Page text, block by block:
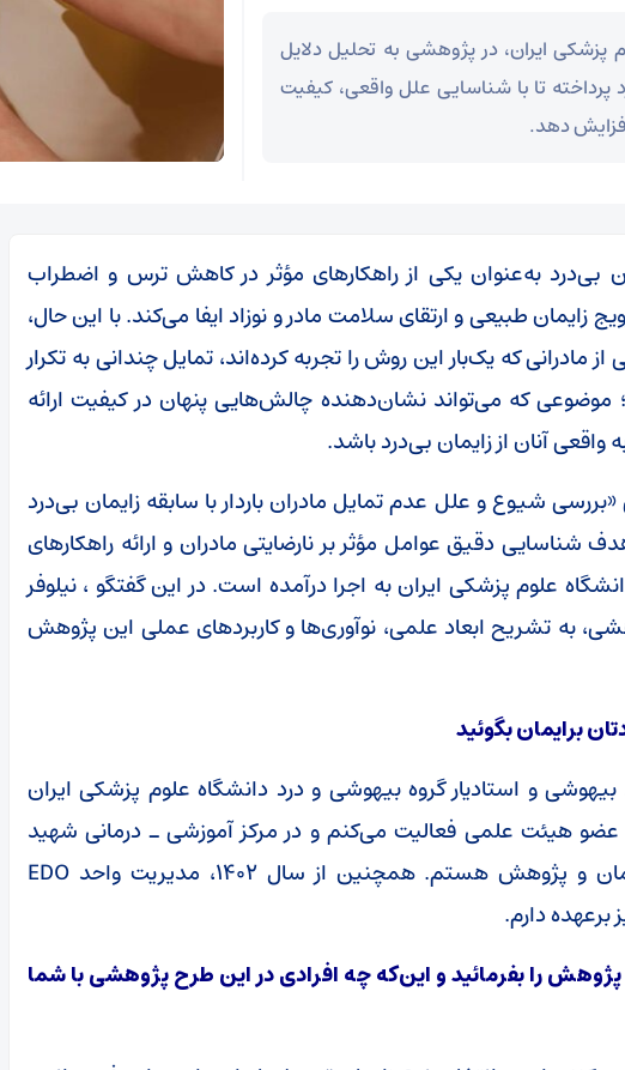
ایران، در پژوهشی به تحلیل دلایل
پرداخته تا با شناسایی علل واقعی، کیفیت
دهد.
بی‌درد به‌عنوان یکی از راهکارهای مؤثر در کاهش ترس و اضطراب
زایمان طبیعی و ارتقای سلامت مادر و نوزاد ایفا می‌کند. با این حال،
که یک‌بار این روش را تجربه کرده‌اند، تمایل چندانی به تکرار
موضوعی که می‌تواند نشان‌دهنده چالش‌هایی پنهان در کیفیت ارائه
واقعی آنان از زایمان بی‌درد باشد.
شیوع و علل عدم تمایل مادران باردار با سابقه زایمان بی‌درد
شناسایی دقیق عوامل مؤثر بر نارضایتی مادران و ارائه راهکارهای
علوم پزشکی ایران به اجرا درآمده است. در این گفتگو ، نیلوفر
به تشریح ابعاد علمی، نوآوری‌ها و کاربردهای عملی این پژوهش
برایمان بگوئید
و استادیار گروه بیهوشی و درد دانشگاه علوم پزشکی ایران
۱۴۰۱ به عنوان عضو هیئت علمی فعالیت می‌کنم و در مرکز آموزشی ـ درمانی شهید
اکبرآبادی مشغول آموزش، درمان و پژوهش هستم. همچنین از سال ۱۴۰۲، مدیریت واحد EDO
برعهده دارم.
را بفرمائید و این‌که چه افرادی در این طرح پژوهشی با شما